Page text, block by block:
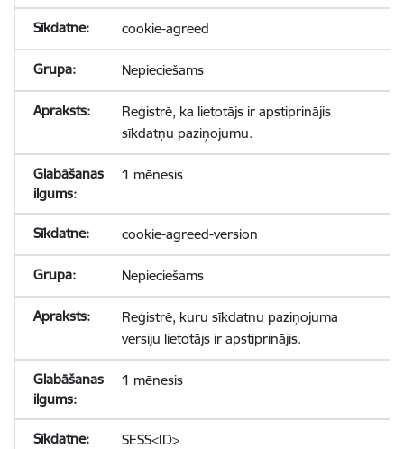
cookie-agreed
Nepieciešams
Reģistrē, ka lietotājs ir apstiprinājis
sīkdatņu paziņojumu.
1 mēnesis
cookie-agreed-version
Nepieciešams
Reģistrē, kuru sīkdatņu paziņojuma
versiju lietotājs ir apstiprinājis.
1 mēnesis
SESS<ID>